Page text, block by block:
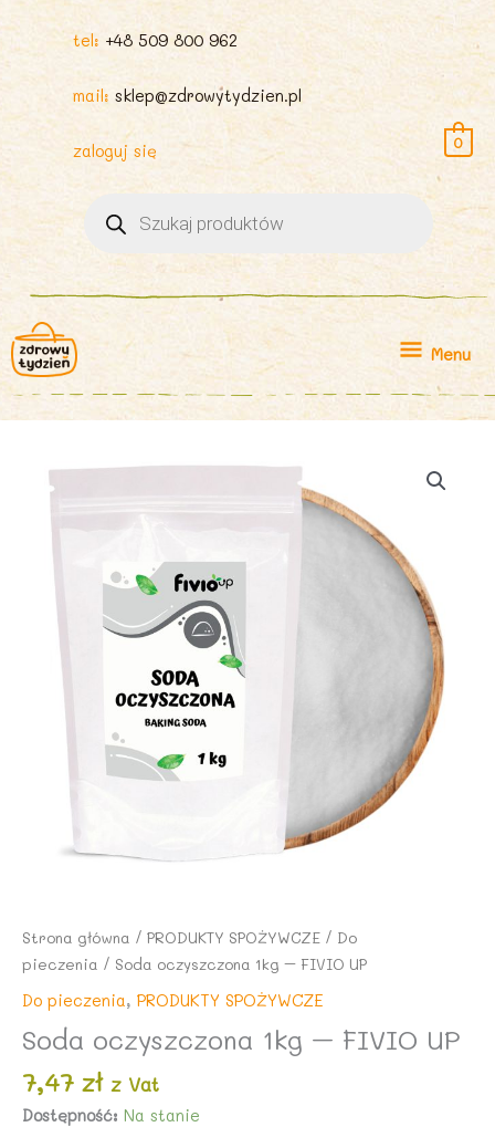
tel: +48 509 800 962
mail: sklep@zdrowytydzien.pl
zaloguj się
produktów
0
Menu
Menu
Strona główna / PRODUKTY SPOŻYWCZE / Do
pieczenia / Soda oczyszczona 1kg – FIVIO UP
Do pieczenia, PRODUKTY SPOŻYWCZE
Soda oczyszczona 1kg – FIVIO UP
7,47 zł z Vat
Dostępność: Na stanie